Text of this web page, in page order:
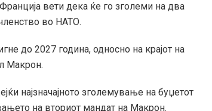
вети дека ќе го зголеми на два
во НАТО.
до 2027 година, односно на крајот на
Макрон.
најзначајното зголемување на буџетот
на вториот мандат на Макрон.